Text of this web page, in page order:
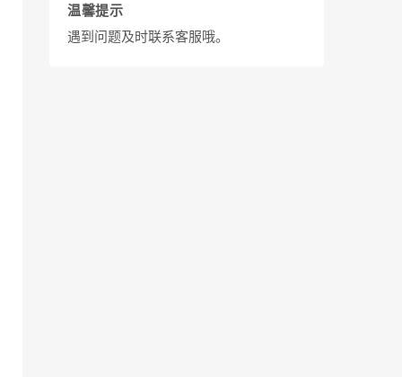
温馨提示
遇到问题及时联系客服哦。